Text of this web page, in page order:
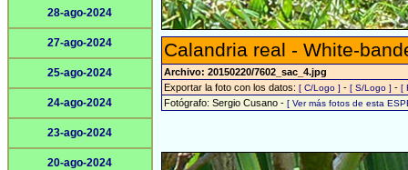
28-ago-2024
27-ago-2024
25-ago-2024
24-ago-2024
23-ago-2024
20-ago-2024
Calandria real - White-
Archivo: 20150220/7602_sac_4.jpg
Exportar la foto con los datos: [ C/Logo ] - [ S/Logo ] - [
Fotógrafo: Sergio Cusano - [ Ver más fotos de esta